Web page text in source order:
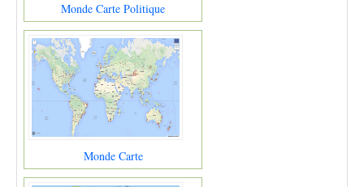
Monde Carte Politique
Monde Carte